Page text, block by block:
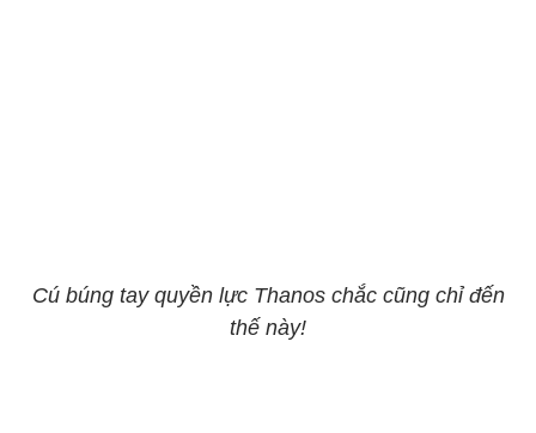
Cú búng tay quyền lực Thanos chắc cũng chỉ đến
thế này!